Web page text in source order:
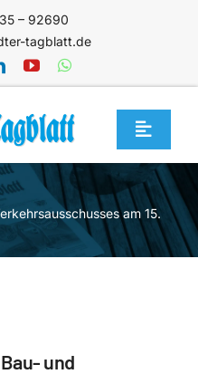
– 92690
tagblatt.de
Toggle
am 15.
und